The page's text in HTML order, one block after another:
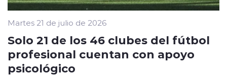
Martes 21 de julio de 2026
Solo 21 de los 46 clubes del fútbol
profesional cuentan con apoyo
psicológico